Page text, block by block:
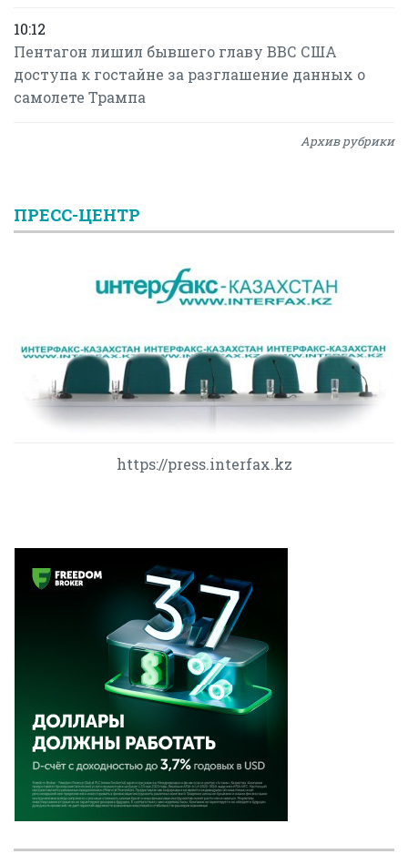
10:12
Пентагон лишил бывшего главу ВВС США
доступа к гостайне за разглашение данных о
самолете Трампа
Архив рубрики
ПРЕСС-ЦЕНТР
https://press.interfax.kz